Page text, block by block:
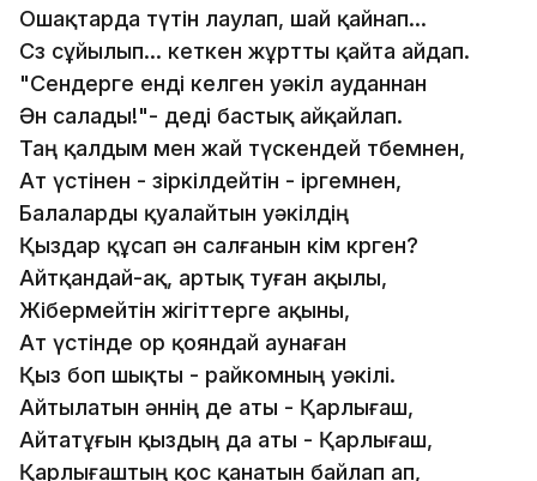
Ошақтарда түтін лаулап, шай қайнап...
Сөз сұйылып... кеткен жұртты қайта айдап.
"Сендерге енді келген уәкіл ауданнан
Ән салады!"- деді бастық айқайлап.
Таң қалдым мен жай түскендей төбемнен,
Ат үстінен - зіркілдейтін - іргемнен,
Балаларды қуалайтын уәкілдің
Қыздар құсап ән салғанын кім көрген?
Айтқандай-ақ, артық туған ақылы,
Жібермейтін жігіттерге ақыны,
Ат үстінде ор қояндай аунаған
Қыз боп шықты - райкомның уәкілі.
Айтылатын әннің де аты - Қарлығаш,
Айтатұғын қыздың да аты - Қарлығаш,
Қарлығаштың қос қанатын байлап ап,